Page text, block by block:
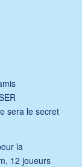
sera le secret
la
12 joueurs